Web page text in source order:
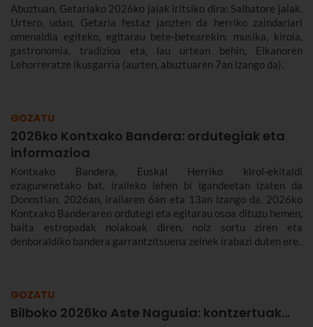
Abuztuan, Getariako 2026ko jaiak iritsiko dira: Salbatore jaiak.
Urtero, udan, Getaria festaz janzten da herriko zaindariari
omenaldia egiteko, egitarau bete-betearekin: musika, kirola,
gastronomia, tradizioa eta, lau urtean behin, Elkanoren
Lehorreratze ikusgarria (aurten, abuztuaren 7an izango da).
GOZATU
2026ko Kontxako Bandera: ordutegiak eta
informazioa
Kontxako Bandera, Euskal Herriko kirol-ekitaldi
ezagunenetako bat, iraileko lehen bi igandeetan izaten da
Donostian. 2026an, irailaren 6an eta 13an izango da. 2026ko
Kontxako Banderaren ordutegi eta egitarau osoa dituzu hemen,
baita estropadak nolakoak diren, noiz sortu ziren eta
denboraldiko bandera garrantzitsuena zeinek irabazi duten ere.
GOZATU
Bilboko 2026ko Aste Nagusia: kontzertuak...